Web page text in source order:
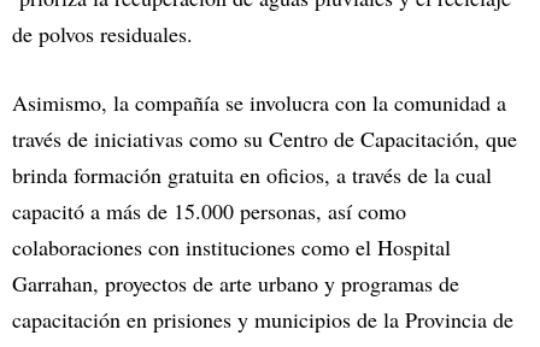
de polvos residuales.
Asimismo, la compañía se involucra con la comunidad a
través de iniciativas como su Centro de Capacitación, que
brinda formación gratuita en oficios, a través de la cual
capacitó a más de 15.000 personas, así como
colaboraciones con instituciones como el Hospital
Garrahan, proyectos de arte urbano y programas de
capacitación en prisiones y municipios de la Provincia de